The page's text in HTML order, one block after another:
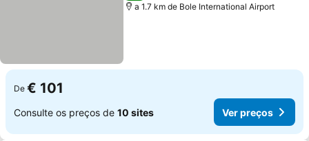
a 1.7 km de Bole International Airport
De € 101
Consulte os preços de 10 sites Ver preços